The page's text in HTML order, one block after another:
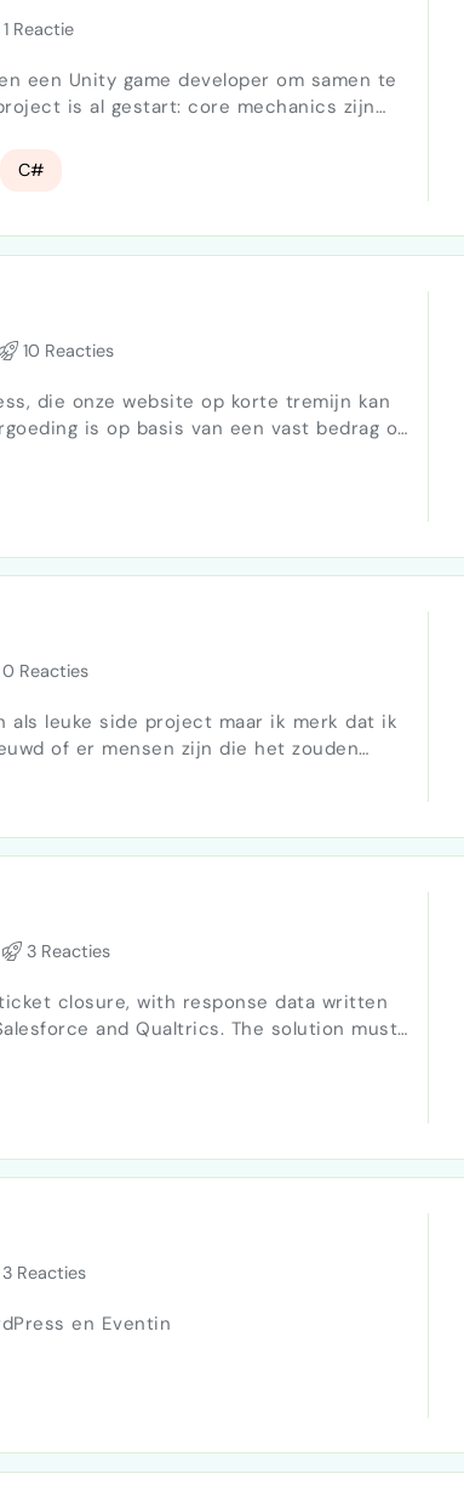
Reactie
een Unity game developer om samen te
C#
10 Reacties
die onze website op korte tremijn kan
is op basis van een vast bedrag of
Reacties
als leuke side project maar ik merk dat ik
of er mensen zijn die het zouden
3 Reacties
closure, with response data written
and Qualtrics. The solution must
Reacties
en Eventin